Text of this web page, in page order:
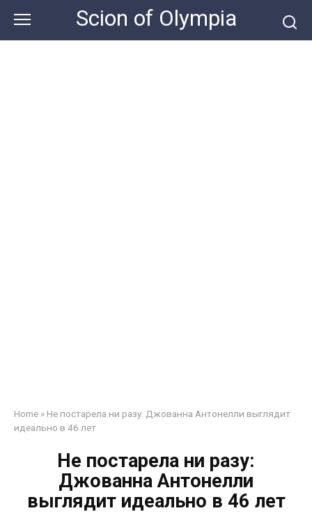
content
Scion of Olympia
Home » Не постарела ни разу: Джованна Антонелли выглядит
идеально в 46 лет
Не постарела ни разу:
Джованна Антонелли
выглядит идеально в 46 лет